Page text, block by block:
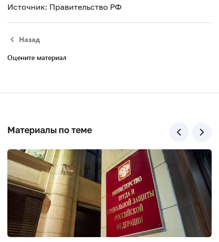
Источник: Правительство РФ
Назад
Оцените материал
Материалы по теме